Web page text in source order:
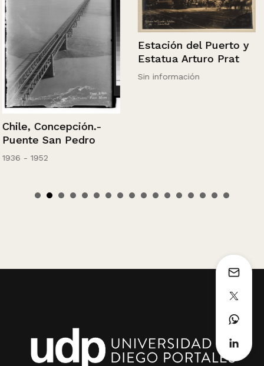
Chile, Concepción.-
Puente San Pedro
1936 - 1952
Estación del Puerto y
Estatua Arturo Prat
Sin información